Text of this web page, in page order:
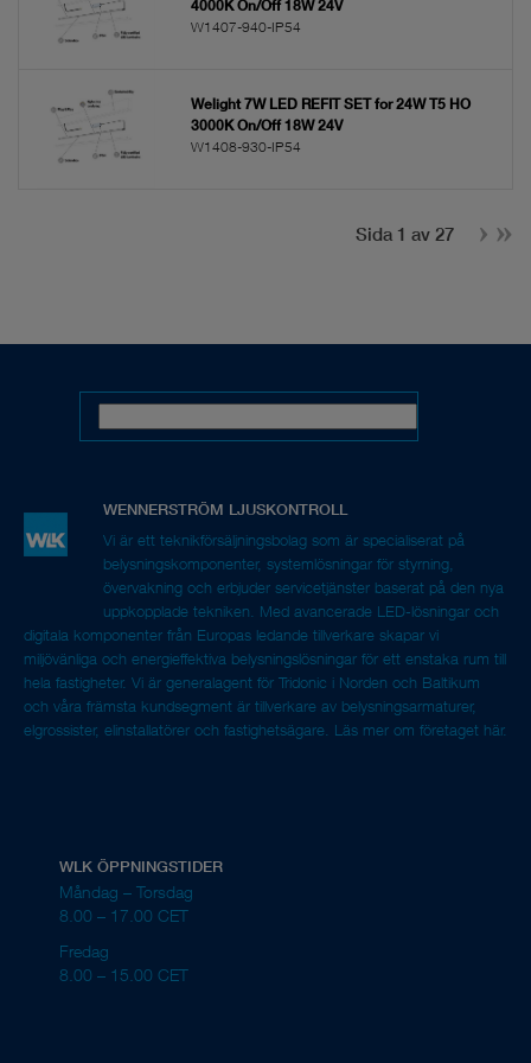
4000K On/Off 18W 24V
W1407-940-IP54
Welight 7W LED REFIT SET for 24W T5 HO
3000K On/Off 18W 24V
W1408-930-IP54
Sida 1 av 27
Vi är ett teknikförsäljningsbolag som är specialiserat på
belysningskomponenter, systemlösningar för styrning,
övervakning och erbjuder servicetjänster baserat på den nya
uppkopplade tekniken. Med avancerade LED-lösningar och
digitala komponenter från Europas ledande tillverkare skapar vi
miljövänliga och energieffektiva belysningslösningar för ett enstaka rum till
hela fastigheter. Vi är generalagent för Tridonic i Norden och Baltikum
och våra främsta kundsegment är tillverkare av belysningsarmaturer,
elgrossister, elinstallatörer och fastighetsägare. Läs mer om företaget här.
WLK ÖPPNINGSTIDER
Måndag – Torsdag
8.00 – 17.00 CET
Fredag
8.00 – 15.00 CET